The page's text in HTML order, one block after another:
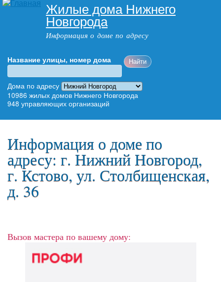
Перейти к
основному
содержанию
Жилые дома Нижнего
Новгорода
Информация о доме по адресу
Адрес дома
Название улицы, номер дома
Дома по адресу
10986 жилых домов Нижнего Новгорода
948 управляющих организаций
Информация о доме по
адресу: г. Нижний Новгород,
г. Кстово, ул. Столбищенская,
д. 36
Вызов мастера по вашему дому: